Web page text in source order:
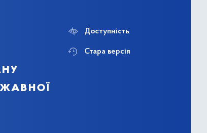
Доступність
Стара версія